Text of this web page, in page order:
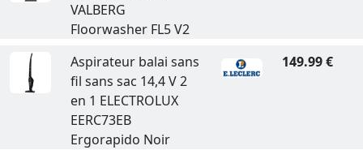
VALBERG
Floorwasher FL5 V2
Aspirateur balai sans
fil sans sac 14,4 V 2
en 1 ELECTROLUX
EERC73EB
Ergorapido Noir
149.99 €